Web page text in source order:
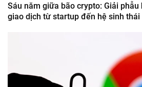
Sáu năm giữa bão crypto: Giải
giao dịch từ startup đến hệ sinh thái